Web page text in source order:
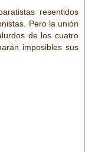
resentidos
Pero la unión
de los cuatro
imposibles sus